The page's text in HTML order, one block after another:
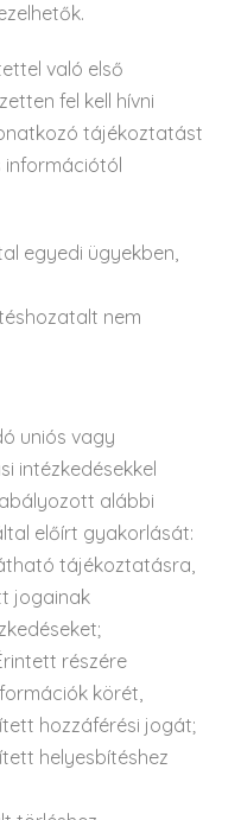
való első
fel kell hívni
tájékoztatást
információtól
egyedi ügyekben,
nem
uniós vagy
intézkedésekkel
alábbi
előírt gyakorlását:
tájékoztatásra,
jogainak
részére
körét,
hozzáférési jogát;
helyesbítéshez